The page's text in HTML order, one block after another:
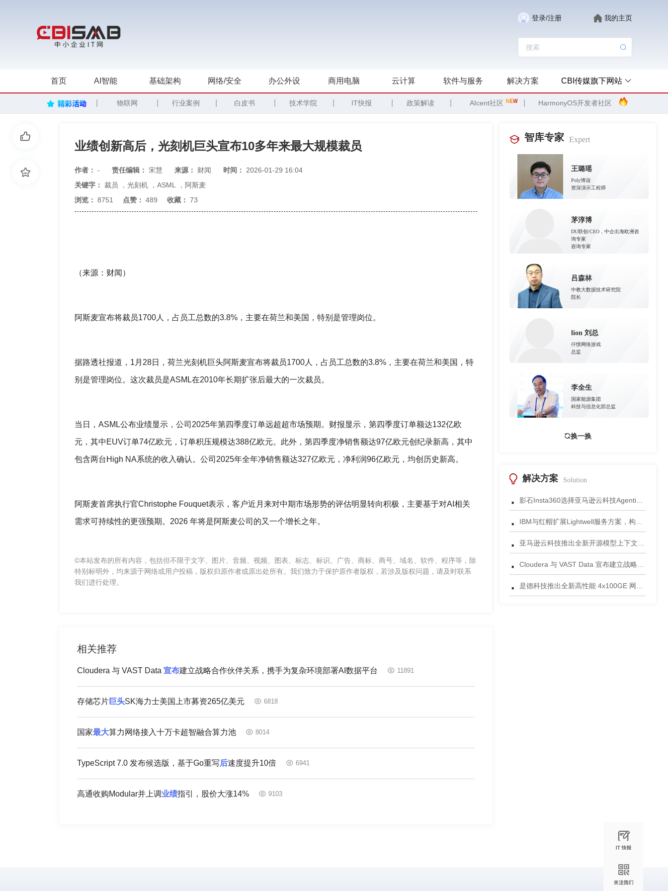
登录/注册 我的主页
首页 AI智能 基础架构 网络/安全 办公外设 商用电脑 云计算 软件与服务 解决方案 CBI传媒旗下网站
物联网 行业案例 白皮书 技术学院 IT快报 政策解读 AIcent社区 HarmonyOS开发者社区
业绩创新高后，光刻机巨头宣布10多年来最大规模裁员
作者： - 责任编辑： 宋慧 来源： 财闻 时间： 2026-01-29 16:04
关键字： 裁员 ， 光刻机 ， ASML ， 阿斯麦
浏览： 8751 点赞： 489 收藏： 73
（来源：财闻）
阿斯麦宣布将裁员1700人，占员工总数的3.8%，主要在荷兰和美国，特别是管理岗位。
据路透社报道，1月28日，荷兰光刻机巨头阿斯麦宣布将裁员1700人，占员工总数的3.8%，主要在荷兰和美国，特
别是管理岗位。这次裁员是ASML在2010年长期扩张后最大的一次裁员。
当日，ASML公布业绩显示，公司2025年第四季度订单远超超市场预期。财报显示，第四季度订单额达132亿欧
元，其中EUV订单74亿欧元，订单积压规模达388亿欧元。此外，第四季度净销售额达97亿欧元创纪录新高，其中
包含两台High NA系统的收入确认。公司2025年全年净销售额达327亿欧元，净利润96亿欧元，均创历史新高。
阿斯麦首席执行官Christophe Fouquet表示，客户近月来对中期市场形势的评估明显转向积极，主要基于对AI相关
需求可持续性的更强预期。2026 年将是阿斯麦公司的又一个增长之年。
©本站发布的所有内容，包括但不限于文字、图片、音频、视频、图表、标志、标识、广告、商标、商号、域名、软件、程序等，除
特别标明外，均来源于网络或用户投稿，版权归原作者或原出处所有。我们致力于保护原作者版权，若涉及版权问题，请及时联系
我们进行处理。
相关推荐
Cloudera 与 VAST Data 宣布建立战略合作伙伴关系，携手为复杂环境部署AI数据平台 11891
存储芯片巨头SK海力士美国上市募资265亿美元 6818
国家最大算力网络接入十万卡超智融合算力池 8014
TypeScript 7.0 发布候选版，基于Go重写后速度提升10倍 6941
高通收购Modular并上调业绩指引，股价大涨14% 9103
智库专家 Expert
王璐瑶
Poly博诣
资深演示工程师
茅淳博
DU联创/CEO，中企出海欧洲咨
询专家
咨询专家
吕森林
中教大数据技术研究院
院长
lion 刘总
仟憬网络游戏
总监
李全生
国家能源集团
科技与信息化部总监
换一换
解决方案 Solution
· 影石Insta360选择亚马逊云科技Agentic AI 正式发布一站式智能成片应用
·
·
·
·